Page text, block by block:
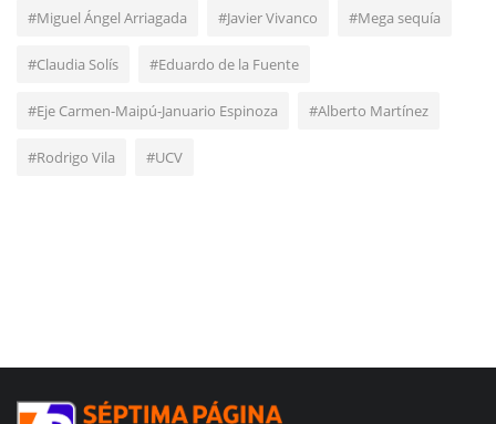
#Miguel Ángel Arriagada #Javier Vivanco #Mega sequía
#Claudia Solís #Eduardo de la Fuente
#Eje Carmen-Maipú-Januario Espinoza #Alberto Martínez
#Rodrigo Vila #UCV